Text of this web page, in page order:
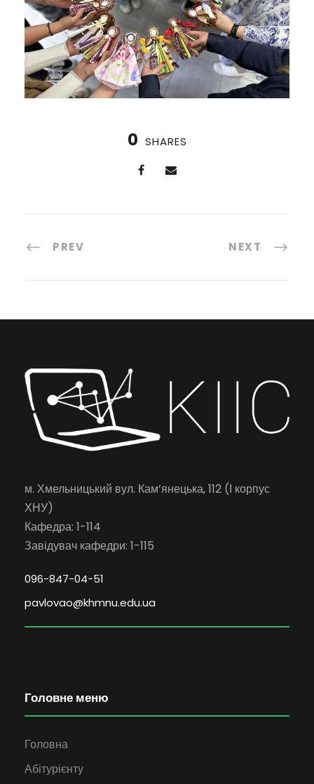
0 SHARES
PREV NEXT
м. Хмельницький вул. Кам’янецька, 112 (І корпус
ХНУ)
Кафедра: 1-114
Завідувач кафедри: 1-115
096-847-04-51
pavlovao@khmnu.edu.ua
Головне меню
Головна
Абітурієнту